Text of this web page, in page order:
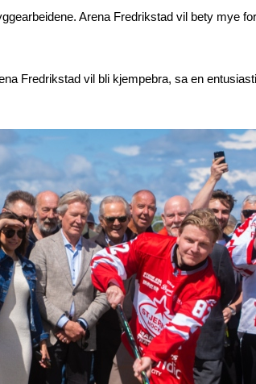
Arena Fredrikstad vil bety mye
Fredrikstad vil bli kjempebra, sa en